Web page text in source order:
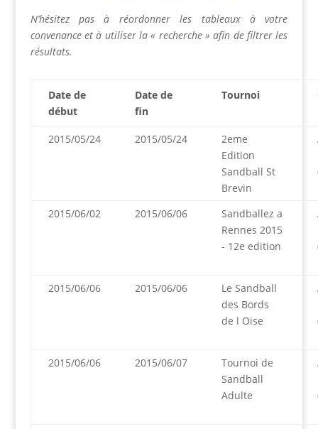
N’hésitez pas à réordonner les tableaux à votre
convenance et à utiliser la « recherche » afin de filtrer les
résultats.
Date de
début
Date de
fin
Tournoi
2015/05/24 2015/05/24
2eme
Edition
Sandball St
Brevin
2015/06/02
2015/06/06
Sandballez a
Rennes 2015
- 12e edition
2015/06/06
2015/06/06
Le Sandball
des Bords
de l Oise
2015/06/06
2015/06/07
Tournoi de
Sandball
Adulte